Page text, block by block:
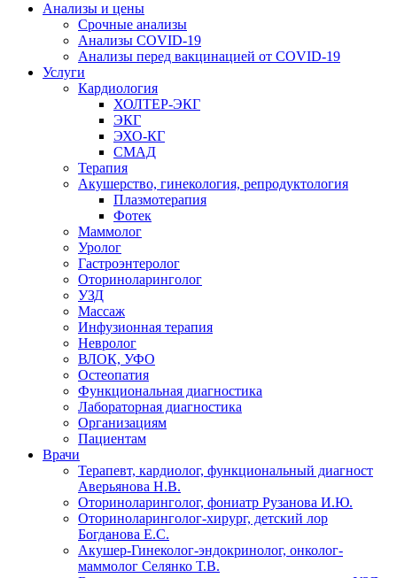
Анализы и цены
Срочные анализы
Анализы COVID-19
Анализы перед вакцинацией от COVID-19
Услуги
Кардиология
ХОЛТЕР-ЭКГ
ЭКГ
ЭХО-КГ
СМАД
Терапия
Акушерство, гинекология, репродуктология
Плазмотерапия
Фотек
Маммолог
Уролог
Гастроэнтеролог
Оториноларинголог
УЗД
Массаж
Инфузионная терапия
Невролог
ВЛОК, УФО
Остеопатия
Функциональная диагностика
Лабораторная диагностика
Организациям
Пациентам
Врачи
Терапевт, кардиолог, функциональный диагност
Аверьянова Н.В.
Оториноларинголог, фониатр Рузанова И.Ю.
Оториноларинголог-хирург, детский лор
Богданова Е.С.
Акушер-Гинеколог-эндокринолог, онколог-
маммолог Селянко Т.В.